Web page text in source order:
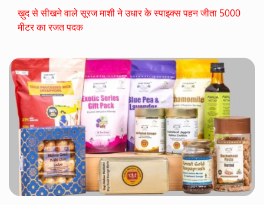
ख़ुद से सीखने वाले सूरज माशी ने उधार के स्पाइक्स पहन जीता 5000
मीटर का रजत पदक